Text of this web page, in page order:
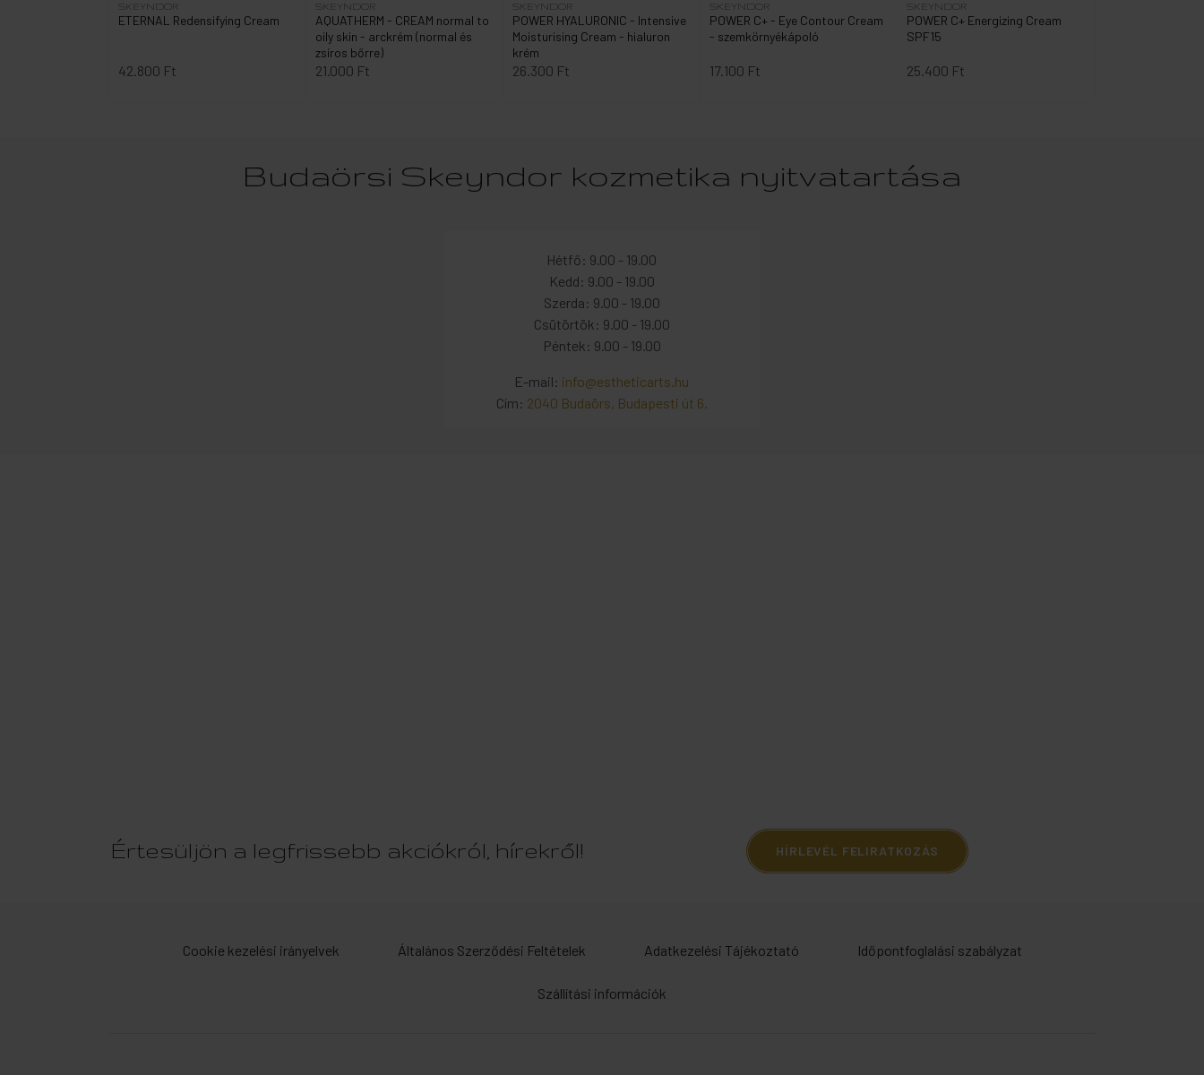
ETERNAL Redensifying Cream
SKEYNDOR
42.800 Ft
AQUATHERM - CREAM normal to
oily skin - arckrém (normal és
zsíros bőrre)
SKEYNDOR
21.000 Ft
POWER HYALURONIC - Intensive
Moisturising Cream - hialuron
krém
SKEYNDOR
26.300 Ft
POWER C+ - Eye Contour Cream
- szemkörnyékápoló
SKEYNDOR
17.100 Ft
POWER C+ Energizing Cream
SPF15
SKEYNDOR
25.400 Ft
Budaörsi Skeyndor kozmetika nyitvatartása
Hétfő: 9.00 - 19.00
Kedd: 9.00 - 19.00
Szerda: 9.00 - 19.00
Csütörtök: 9.00 - 19.00
Péntek: 9.00 - 19.00
E-mail: info@estheticarts.hu
Cím: 2040 Budaörs, Budapesti út 6.
Értesüljön a legfrissebb akciókról, hírekről! HÍRLEVÉL FELIRATKOZÁS
Cookie kezelési irányelvek Általános Szerződési Feltételek Adatkezelési Tájékoztató Időpontfoglalási szabályzat
Szállítási információk